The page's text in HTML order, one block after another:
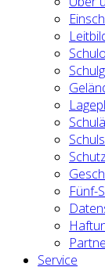
Fünf-
Service